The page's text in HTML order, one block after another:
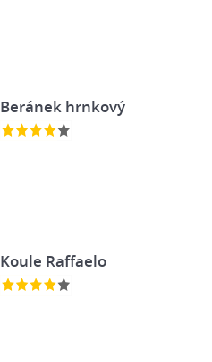
Beránek hrnkový
Koule Raffaelo